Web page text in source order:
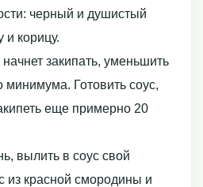
черный и душистый
и корицу.
начнет закипать, уменьшить
минимума. Готовить соус,
еще примерно 20
вылить в соус свой
из красной смородины и